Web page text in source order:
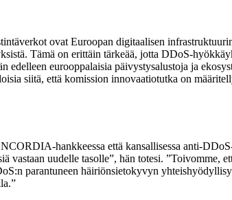
ovat Euroopan digitaalisen
Tämä on erittäin tärkeää, jotta DDoS-
eurooppalaisia päivystysalustoja ja
siitä, että komission innovaatiotutka on
hankkeessa että kansallisessa anti-
uudelle tasolle”, hän totesi. ”Toivomme,
parantuneen häiriönsietokyvyn